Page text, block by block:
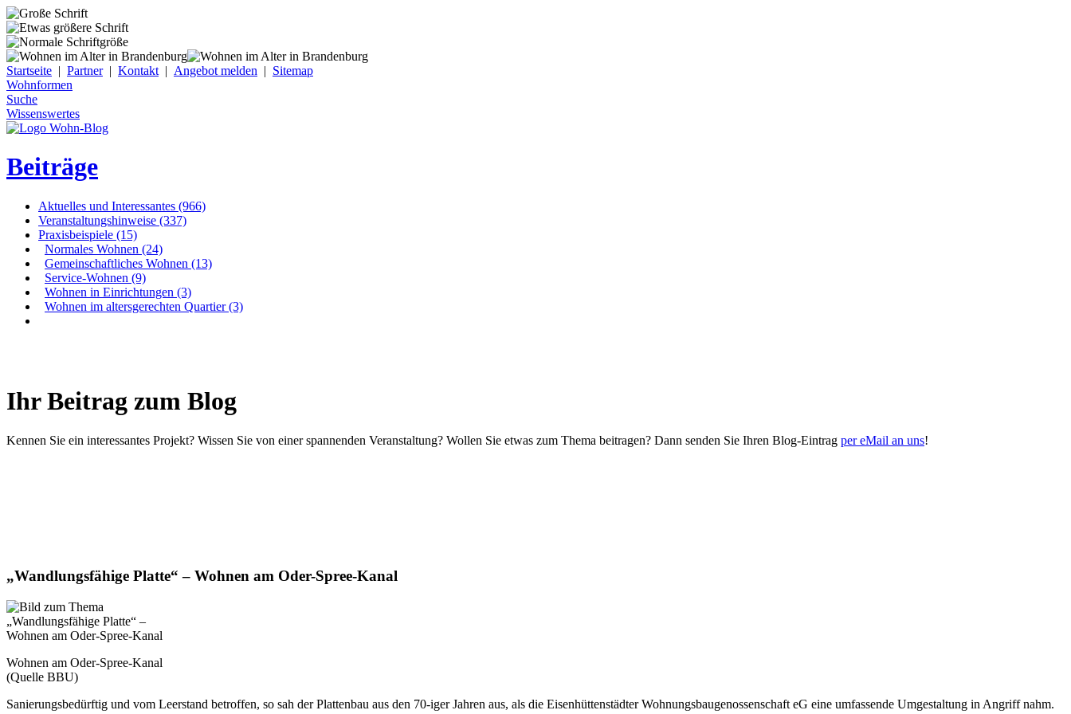
Startseite | Partner| Kontakt | Angebot melden | Sitemap
Wohnformen
Suche
Wissenswertes
Beiträge
Aktuelles und Interessantes (966)
Veranstaltungshinweise (337)
Praxisbeispiele (15)
Normales Wohnen (24)
Gemeinschaftliches Wohnen (13)
Service-Wohnen (9)
Wohnen in Einrichtungen (3)
Wohnen im altersgerechten Quartier (3)
Ihr Beitrag zum Blog
Kennen Sie ein interessantes Projekt? Wissen Sie von einer spannenden Veranstaltung? Wollen Sie etwas zum Thema beitragen? Dann senden Sie Ihren Blog-Eintrag per eMail an uns!
„Wandlungsfähige Platte“ – Wohnen am Oder-Spree-Kanal
Wohnen am Oder-Spree-Kanal
(Quelle BBU)
Sanierungsbedürftig und vom Leerstand betroffen, so sah der Plattenbau aus den 70-iger Jahren aus, als die Eisenhüttenstädter Wohnungsbaugenossenschaft eG eine umfassende Umgestaltung in Angriff nahm.